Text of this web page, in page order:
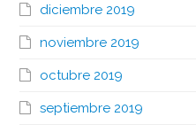
diciembre 2019
noviembre 2019
octubre 2019
septiembre 2019